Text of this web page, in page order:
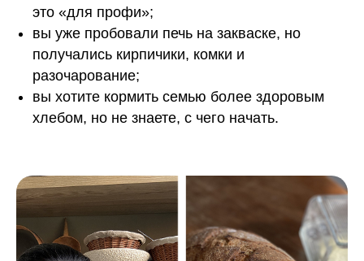
это «для профи»;
вы уже пробовали печь на закваске, но
получались кирпичики, комки и
разочарование;
вы хотите кормить семью более здоровым
хлебом, но не знаете, с чего начать.